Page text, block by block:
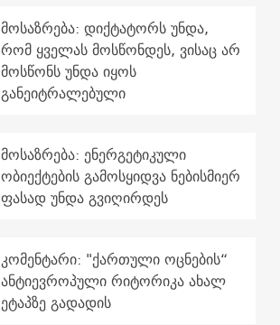
მოსაზრება: დიქტატორს უნდა,
რომ ყველას მოსწონდეს, ვისაც არ
მოსწონს უნდა იყოს
განეიტრალებული
მოსაზრება: ენერგეტიკული
ობიექტების გამოსყიდვა ნებისმიერ
ფასად უნდა გვიღირდეს
კომენტარი: "ქართული ოცნების“
ანტიევროპული რიტორიკა ახალ
ეტაპზე გადადის